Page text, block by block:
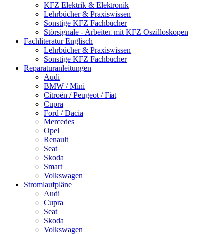
KFZ Elektrik & Elektronik
Lehrbücher & Praxiswissen
Sonstige KFZ Fachbücher
Störsignale - Arbeiten mit KFZ Oszilloskopen
Fachliteratur Englisch
Lehrbücher & Praxiswissen
Sonstige KFZ Fachbücher
Reparaturanleitungen
Audi
BMW / Mini
Citroën / Peugeot / Fiat
Cupra
Ford / Dacia
Mercedes
Opel
Renault
Seat
Skoda
Smart
Volkswagen
Stromlaufpläne
Audi
Cupra
Seat
Skoda
Volkswagen